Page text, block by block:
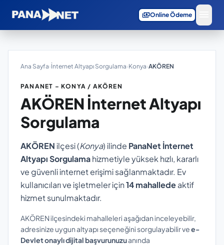
paymentsOnline Ödeme
Ana Sayfa›İnternet Altyapı Sorgulama›Konya›AKÖREN
PANANET – KONYA / AKÖREN
AKÖREN İnternet Altyapı
Sorgulama
AKÖRENilçesi (Konya) ilinde PanaNet İnternet
Altyapı Sorgulamahizmetiyle yüksek hızlı, kararlı
ve güvenli internet erişimi sağlanmaktadır. Ev
kullanıcıları ve işletmeler için14 mahalledeaktif
hizmet sunulmaktadır.
AKÖREN ilçesindeki mahalleleri aşağıdan inceleyebilir,
adresinize uygun altyapı seçeneğini sorgulayabilir vee-
Devlet onaylı dijital başvurunuzuanında